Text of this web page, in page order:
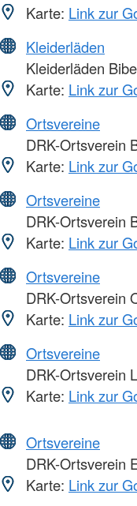
Karte: Link zur
Kleiderläden
Kleiderläden
Karte: Link zur
Ortsvereine
DRK-Ortsverein
Karte: Link zur
Ortsvereine
DRK-Ortsverein
Karte: Link zur
Ortsvereine
DRK-Ortsverein
Karte: Link zur
Ortsvereine
DRK-Ortsverein
Karte: Link zur
Ortsvereine
DRK-Ortsverein
Karte: Link zur